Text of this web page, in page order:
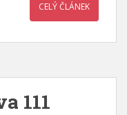
CELÝ ČLÁNEK
111